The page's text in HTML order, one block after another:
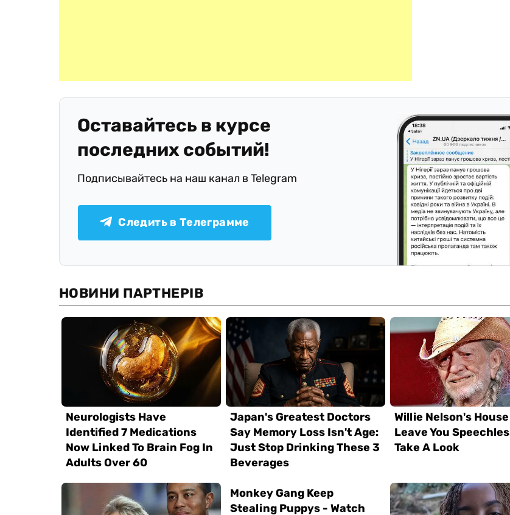
Оставайтесь в курсе
последних событий!
Подписывайтесь на наш канал в Telegram
Следить в Телеграмме